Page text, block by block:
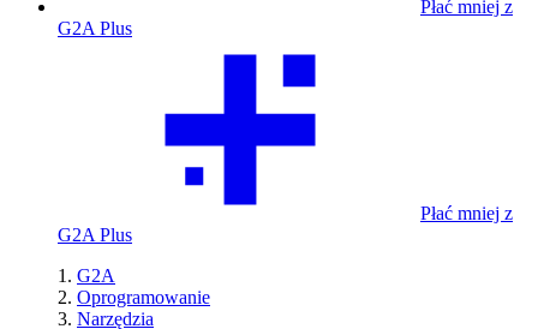
Płać mniej z
G2A Plus
Płać mniej z
G2A Plus
G2A
Oprogramowanie
Narzędzia